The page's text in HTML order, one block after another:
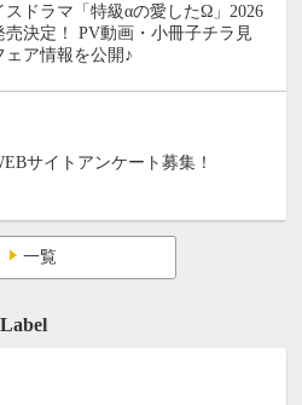
スドラマ「特級αの愛したΩ」2026
売決定！ PV動画・小冊子チラ見
ェア情報を公開♪
サイトアンケート募集！
一覧